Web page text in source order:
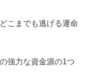
こまでも逃げる運命
強力な資金源の1つ